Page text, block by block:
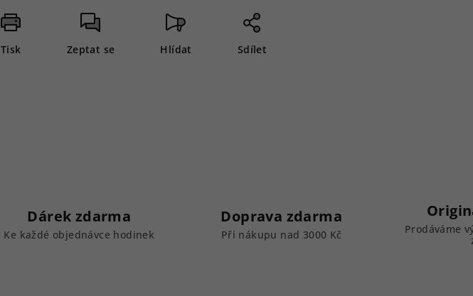
Tisk Zeptat se Hlídat Sdílet
Dárek zdarma
Ke každé objednávce hodinek
Doprava zdarma
Při nákupu nad 3000 Kč
Prodáváme